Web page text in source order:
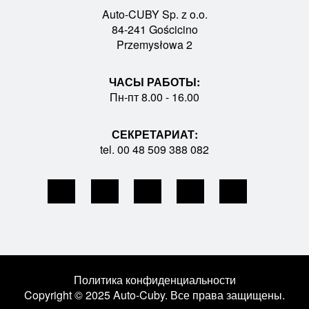
Auto-CUBY Sp. z o.o.
84-241 Gościcino
Przemysłowa 2
ЧАСЫ РАБОТЫ:
Пн-пт 8.00 - 16.00
СЕКРЕТАРИАТ:
tel. 00 48 509 388 082
Политика конфиденциальности
Copyright © 2025 Auto-Cuby. Все права защищены.